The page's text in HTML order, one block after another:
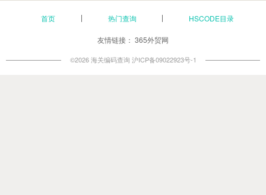
首页 热门查询 HSCODE目录
友情链接： 365外贸网
©2026 海关编码查询 沪ICP备09022923号-1